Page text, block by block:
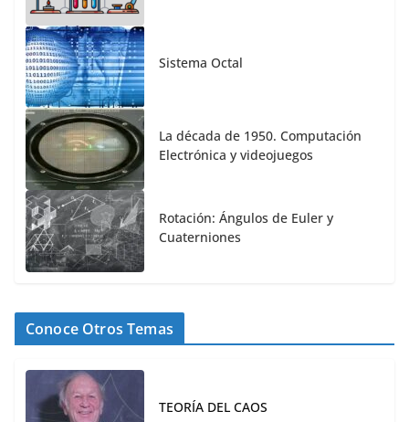
Sistema Octal
La década de 1950. Computación
Electrónica y videojuegos
Rotación: Ángulos de Euler y
Cuaterniones
Conoce Otros Temas
TEORÍA DEL CAOS